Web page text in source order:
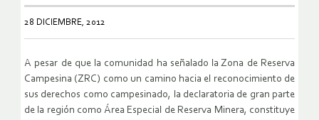
28 DICIEMBRE, 2012
A pesar de que la comunidad ha señalado la Zona de Reserva
Campesina (ZRC) como un camino hacia el reconocimiento de
sus derechos como campesinado, la declaratoria de gran parte
de la región como Área Especial de Reserva Minera, constituye